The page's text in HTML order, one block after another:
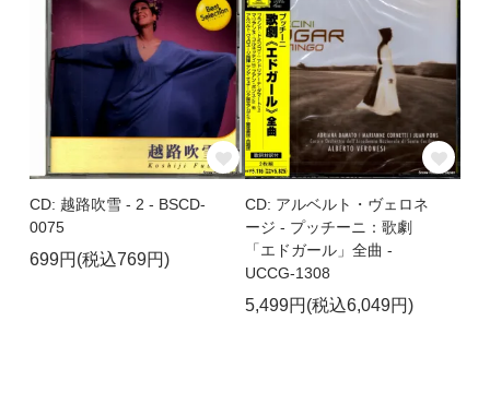
CD: 越路吹雪 - 2 - BSCD-
0075
699円(税込769円)
CD: アルベルト・ヴェロネ
ージ - プッチーニ：歌劇
「エドガール」全曲 -
UCCG-1308
5,499円(税込6,049円)